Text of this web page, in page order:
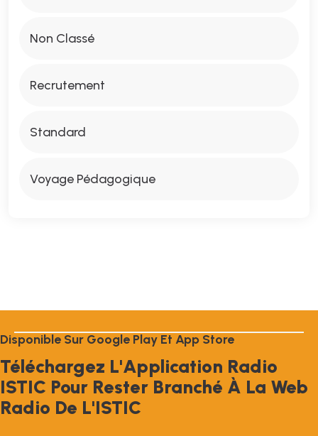
Non Classé
Recrutement
Standard
Voyage Pédagogique
DISPONIBLE SUR GOOGLE PLAY ET APP STORE
TÉLÉCHARGEZ L'APPLICATION RADIO
ISTIC POUR RESTER BRANCHÉ À LA WEB
RADIO DE L'ISTIC